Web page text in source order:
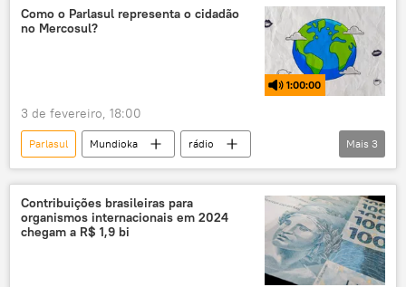
Mercosul
Parlamento Europeu
Como o Parlasul representa o cidadão
no Mercosul?
1:00:00
3 de fevereiro, 18:00
Parlasul Mundioka
rádio
podcast
Mundioka
Mercosul
Américas
Mais 3
Contribuições brasileiras para
organismos internacionais em 2024
chegam a R$ 1,9 bi